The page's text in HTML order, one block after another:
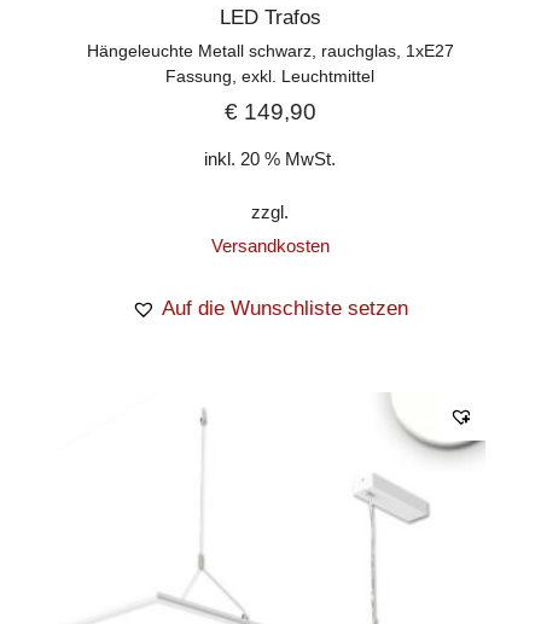
LED Trafos
Hängeleuchte Metall schwarz, rauchglas, 1xE27
Fassung, exkl. Leuchtmittel
€149,90
inkl. 20 % MwSt.
zzgl.
Versandkosten
Auf die Wunschliste setzen